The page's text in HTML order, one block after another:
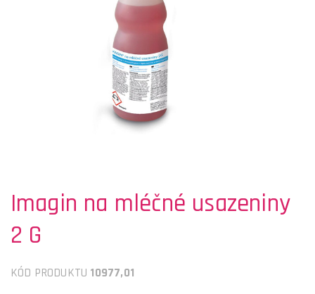
Imagin na mléčné usazeniny
2 G
KÓD PRODUKTU 10977,01